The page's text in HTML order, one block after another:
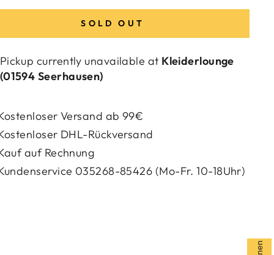
SOLD OUT
Pickup currently unavailable at Kleiderlounge
(01594 Seerhausen)
Versand ab 99€
DHL-Rückversand
auf Rechnung
035268-85426 (Mo-Fr. 10-18Uhr)